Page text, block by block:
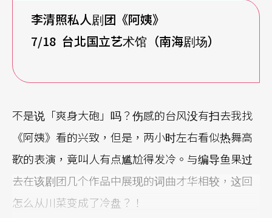
李清照私人剧团《阿姨》
7/18 台北国立艺术馆（南海剧场）
不是说「爽身大砲」吗？伤感的台风没有扫去我找
《阿姨》看的兴致，但是，两小时左右看似热舞高
歌的表演，竟叫人有点尴尬得发冷。与编导鱼果过
去在该剧团几个作品中展现的词曲才华相较，这回
怎么从川菜变成了冷盘？！